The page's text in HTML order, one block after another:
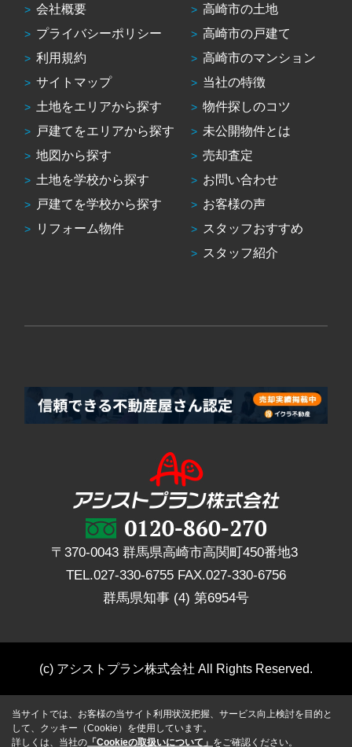
会社概要
プライバシーポリシー
利用規約
サイトマップ
土地をエリアから探す
戸建てをエリアから探す
地図から探す
土地を学校から探す
戸建てを学校から探す
リフォーム物件
高崎市の土地
高崎市の戸建て
高崎市のマンション
当社の特徴
物件探しのコツ
未公開物件とは
売却査定
お問い合わせ
お客様の声
スタッフおすすめ
スタッフ紹介
〒370-0043 群馬県高崎市高関町450番地3
TEL.027-330-6755 FAX.027-330-6756
群馬県知事 (4) 第6954号
(c) アシストプラン株式会社 All Rights Reserved.
当サイトでは、お客様の当サイト利用状況把握、サービス向上検討を目的と
して、クッキー（Cookie）を使用しています。
詳しくは、当社の 「Cookieの取扱いについて」 をご確認ください。